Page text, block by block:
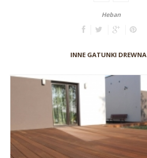
Heban
INNE GATUNKI DREWNA